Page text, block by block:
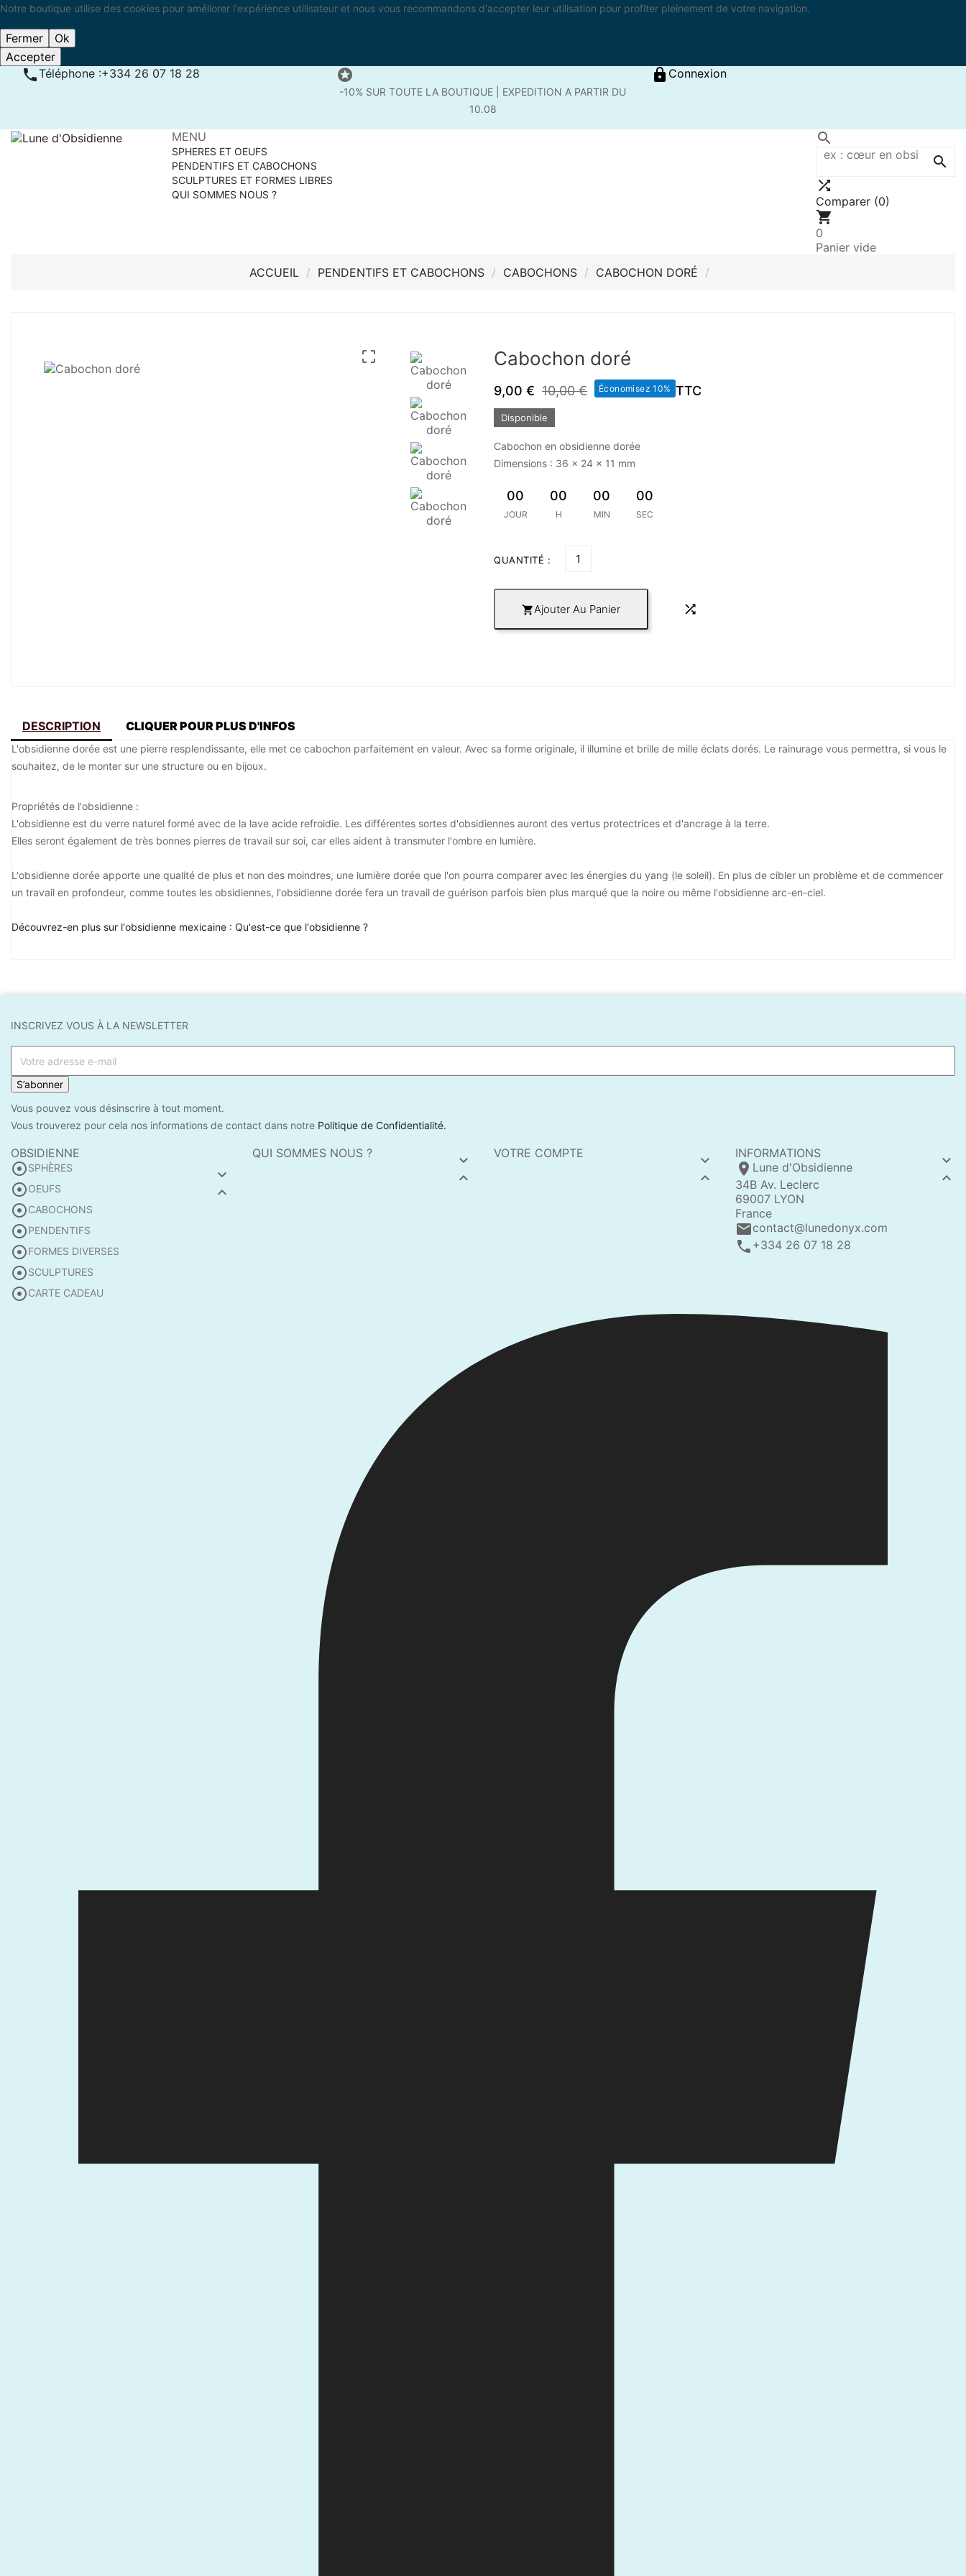
Notre boutique utilise des cookies pour améliorer l'expérience utilisateur et nous vous recommandons d'accepter leur utilisation pour profiter pleinement de votre navigation.
Fermer
Ok
Accepter
Téléphone :+334 26 07 18 28 
-10% SUR TOUTE LA BOUTIQUE | EXPEDITION A PARTIR DU
10.08
 Connexion
MENU
SPHERES ET OEUFS
PENDENTIFS ET CABOCHONS
SCULPTURES ET FORMES LIBRES
QUI SOMMES NOUS ?



Comparer (0)

0
Panier vide
ACCUEIL
PENDENTIFS ET CABOCHONS CABOCHONS CABOCHON DORÉ
 Cabochon doré
9,00 € 10,00 € Économisez 10% TTC
Disponible
Cabochon en obsidienne dorée
Dimensions : 36 x 24 x 11 mm
00
JOUR
00
H
00
MIN
00
SEC
QUANTITÉ :
Ajouter Au Panier 
DESCRIPTION CLIQUER POUR PLUS D'INFOS
L'obsidienne dorée est une pierre resplendissante, elle met ce cabochon parfaitement en valeur. Avec sa forme originale, il illumine et brille de mille éclats dorés. Le rainurage vous permettra, si vous le
souhaitez, de le monter sur une structure ou en bijoux.
Propriétés de l'obsidienne :
L'obsidienne est du verre naturel formé avec de la lave acide refroidie. Les différentes sortes d'obsidiennes auront des vertus protectrices et d'ancrage à la terre.
Elles seront également de très bonnes pierres de travail sur soi, car elles aident à transmuter l'ombre en lumière.
L'obsidienne dorée apporte une qualité de plus et non des moindres, une lumière dorée que l'on pourra comparer avec les énergies du yang (le soleil). En plus de cibler un problème et de commencer
un travail en profondeur, comme toutes les obsidiennes, l'obsidienne dorée fera un travail de guérison parfois bien plus marqué que la noire ou même l'obsidienne arc-en-ciel.
Découvrez-en plus sur l'obsidienne mexicaine : Qu'est-ce que l'obsidienne ?
INSCRIVEZ VOUS À LA NEWSLETTER
S’abonner
Vous pouvez vous désinscrire à tout moment.
Vous trouverez pour cela nos informations de contact dans notre Politique de Confidentialité.
OBSIDIENNE


SPHÈRES
OEUFS
CABOCHONS
PENDENTIFS
FORMES DIVERSES
SCULPTURES
CARTE CADEAU
QUI SOMMES NOUS ?


VOTRE COMPTE


INFORMATIONS


location_on Lune d'Obsidienne
34B Av. Leclerc
69007 LYON
France
emailcontact@lunedonyx.com
call +334 26 07 18 28